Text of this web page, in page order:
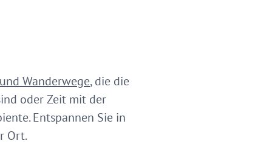
Wanderwege, die die
oder Zeit mit der
Entspannen Sie in
Ort.